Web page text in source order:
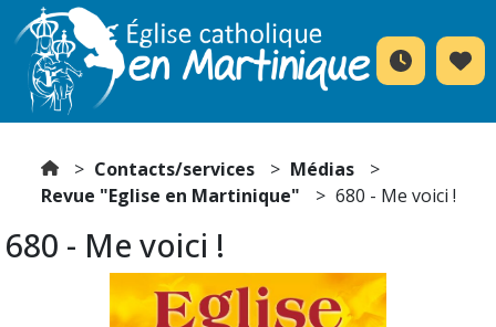
Contacts/services
Médias
Revue "Eglise en Martinique"
680 - Me voici !
680 - Me voici !